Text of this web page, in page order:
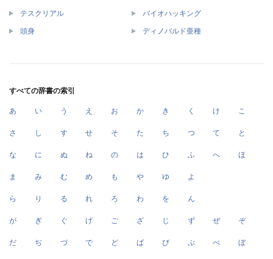
テスクリアル バイオハッキング
頭身 ディノバルド亜種
すべての辞書の索引
あ い う え お か き く け こ
さ し す せ そ た ち つ て と
な に ぬ ね の は ひ ふ へ ほ
ま み む め も や ゆ よ
ら り る れ ろ わ を ん
が ぎ ぐ げ ご ざ じ ず ぜ ぞ
だ ぢ づ で ど ば び ぶ べ ぼ